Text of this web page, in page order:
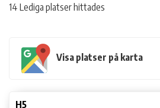
14 Lediga platser hittades
Visa platser på karta
H5